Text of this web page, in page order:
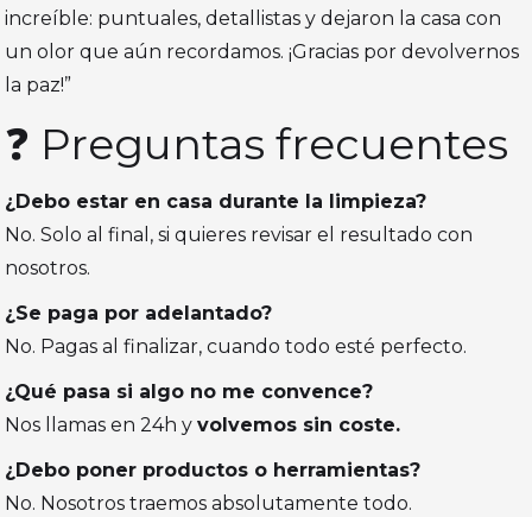
increíble: puntuales, detallistas y dejaron la casa con
un olor que aún recordamos. ¡Gracias por devolvernos
la paz!”
❓ Preguntas frecuentes
¿Debo estar en casa durante la limpieza?
No. Solo al final, si quieres revisar el resultado con
nosotros.
¿Se paga por adelantado?
No. Pagas al finalizar, cuando todo esté perfecto.
¿Qué pasa si algo no me convence?
Nos llamas en 24h yvolvemos sin coste.
¿Debo poner productos o herramientas?
No. Nosotros traemos absolutamente todo.